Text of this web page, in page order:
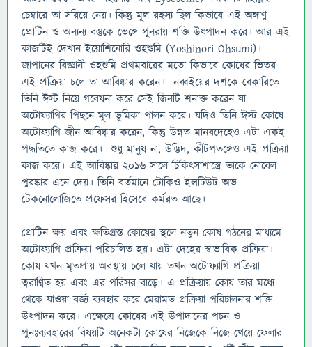
চেম্বারে তা সরিয়ে নেয়। কিন্তু মূল রহস্য ছিল কিভাবে এই অঙ্গাণু
প্রোটিন ও অন্যন্য বস্তুকে ভেঙ্গে পুনরায় শক্তি উৎপাদন করে। আর এই
কাজটিই দেখান ইয়োশিনোরি ওহশুমি (Yoshinori Ohsumi)।
জাপানের বিজ্ঞানী ওহশুমি প্রথমবারের মতো কিভাবে কোষের ভিতর
এই প্রক্রিয়া চলে তা আবিষ্কার করেন। নব্বইয়ের দশকে বেকারিতে
তিনি ঈস্ট নিয়ে গবেষনা করে সেই জিনটি শনাক্ত করেন যা
অটোফ্যাগির পিছনে মূল ভূমিকা পালন করে। যদিও তিনি ঈস্ট কোষে
অটোফ্যাগি জীন আবিষ্কার করেন, কিন্তু উন্নত মানবদেহেও এটা একই
পদ্ধতিতে কাজ করে। শুধু মানুষ না, উদ্ভিদ, কীটপতঙ্গেও এই প্রক্রিয়া
কাজ করে। এই আবিষ্কার ২০১৬ সালে চিকিৎসাশাস্ত্রে তাকে নোবেল
পুরষ্কার এনে দেয়। তিনি বর্তমানে টোকিও ইন্সটিউট অভ
টেকনোলোজিতে প্রফেসর হিসেবে কর্মরত আছে।
প্রোটিন ক্ষয় এবং ক্ষতিগ্রস্ত কোষের স্থলে নতুন কোষ গঠনের মাধ্যমে
অটোফ্যাগি প্রক্রিয়া পরিচালিত হয়। এটা দেহের স্বাভাবিক প্রক্রিয়া।
কোষ যখন মৃতপ্রায় অবস্থায় চলে যায় তখন অটোফ্যাগি প্রক্রিয়া
ত্বরাণ্বিত হয় এবং এর পরিসর বাড়ে। এ প্রক্রিয়ায় কোষ তার মধ্যে
থেকে যাওয়া বর্জ্য ব্যবহার করে মেরামত প্রক্রিয়া পরিচালনার শক্তি
উৎপাদন করে। এক্ষেত্রে কোষের এই উপাদানের পচন ও
পুনঃব্যবহারের বিষয়টি অনেকটা কোষের নিজেকে নিজে খেয়ে ফেলার